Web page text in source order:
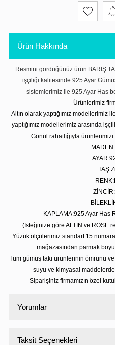
Ürün Hakkında
Resmini gördüğünüz ürün BARIŞ
işçiliği kalitesinde 925 Ayar
sistemlerimiz ile 925 Ayar Has
Ürünlerimiz
Altın olarak yaptığımız modellerimiz
yaptığımız modellerimiz arasında
Gönül rahatlığıyla
KAPLAMA:925 Ayar Has
(İsteğinize göre ALTIN ve ROSE
Yüzük ölçülerimiz standart 15
mağazasından parmak
Tüm gümüş takı ürünlerinin ömrünü
suyu ve kimyasal
Siparişiniz firmamızın özel
Yorumlar
Taksit Seçenekleri